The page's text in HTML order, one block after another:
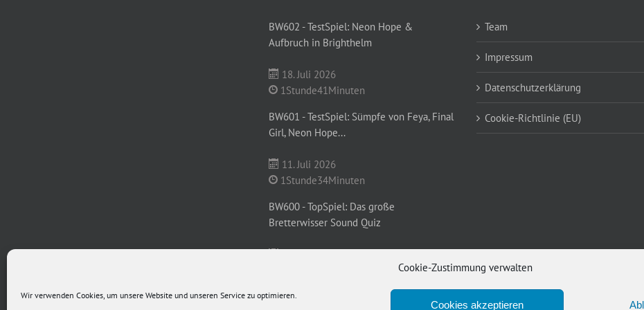
Cookie-Zustimmung verwalten
Wir verwenden Cookies, um unsere Website und unseren Service zu optimieren.
Cookies akzeptieren
BW602 - TestSpiel: Neon Hope &
Aufbruch in Brighthelm
18. Juli 2026
1Stunde41Minuten
BW601 - TestSpiel: Sümpfe von Feya, Final
Girl, Neon Hope...
11. Juli 2026
1Stunde34Minuten
BW600 - TopSpiel: Das große
Bretterwisser Sound Quiz
Team
Impressum
Datenschutzerklärung
Cookie-Richtlinie (EU)